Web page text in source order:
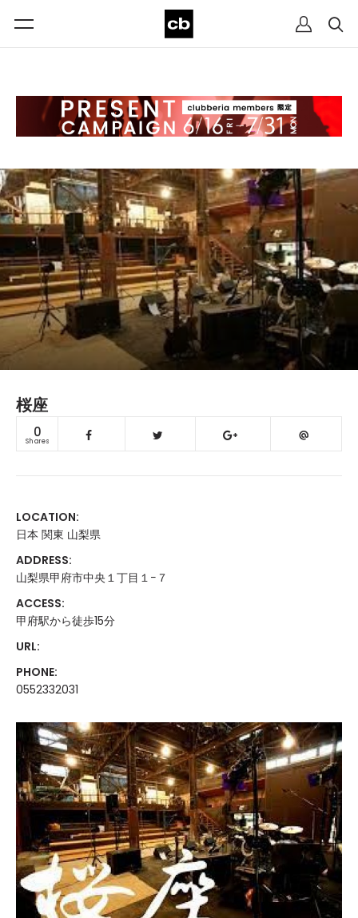
桜座
0
Shares
LOCATION:
日本 関東 山梨県
ADDRESS:
山梨県甲府市中央１丁目１−７
ACCESS:
甲府駅から徒歩15分
URL:
PHONE:
0552332031